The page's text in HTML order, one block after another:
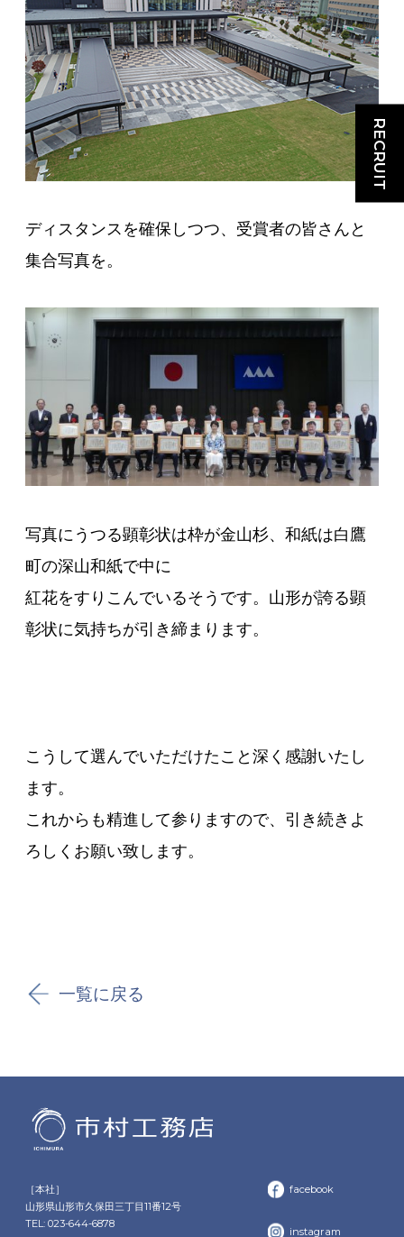
ディスタンスを確保しつつ、受賞者の皆さんと
集合写真を。
写真にうつる顕彰状は枠が金山杉、和紙は白鷹
町の深山和紙で中に
紅花をすりこんでいるそうです。 山形が誇る顕
彰状に気持ちが引き締まります。
こうして選んでいただけたこと深く感謝いたし
ます。
これからも精進して参りますので、引き続きよ
ろしくお願い致します。
一覧に戻る
［本社］
山形県山形市久保田三丁目11番12号
TEL: 023-644-6878
facebook
instagram
RECRUIT